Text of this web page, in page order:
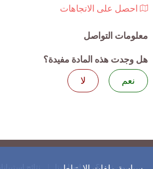
احصل على الاتجاهات
معلومات التواصل
هل وجدت هذه المادة مفيدة؟
نعم
لا